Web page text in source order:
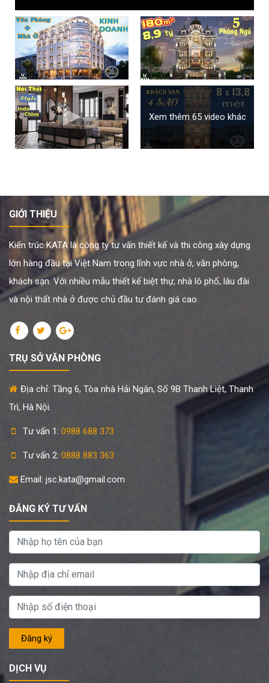
Xem thêm 65 video khác
GIỚI THIỆU
Kiến trúc KATA là công ty tư vấn thiết kế và thi công xây dựng
lớn hàng đầu tại Việt Nam trong lĩnh vực nhà ở, văn phòng,
khách sạn. Với nhiều mẫu thiết kế biệt thự, nhà lô phố, lâu đài
và nội thất nhà ở được chủ đầu tư đánh giá cao.
TRỤ SỞ VĂN PHÒNG
Địa chỉ: Tầng 6, Tòa nhà Hải Ngân, Số 9B Thanh Liệt, Thanh
Trì, Hà Nội.
Tư vấn 1: 0988 688 373
Tư vấn 2: 0888 883 363
Email: jsc.kata@gmail.com
ĐĂNG KÝ TƯ VẤN
DỊCH VỤ